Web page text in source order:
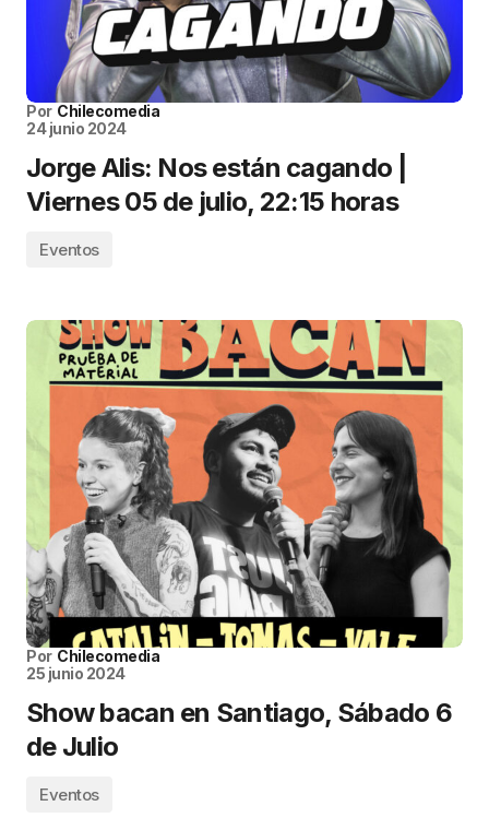
Por Chilecomedia
24 junio 2024
Jorge Alis: Nos están cagando |
Viernes 05 de julio, 22:15 horas
Eventos
Por Chilecomedia
25 junio 2024
Show bacan en Santiago, Sábado 6
de Julio
Eventos